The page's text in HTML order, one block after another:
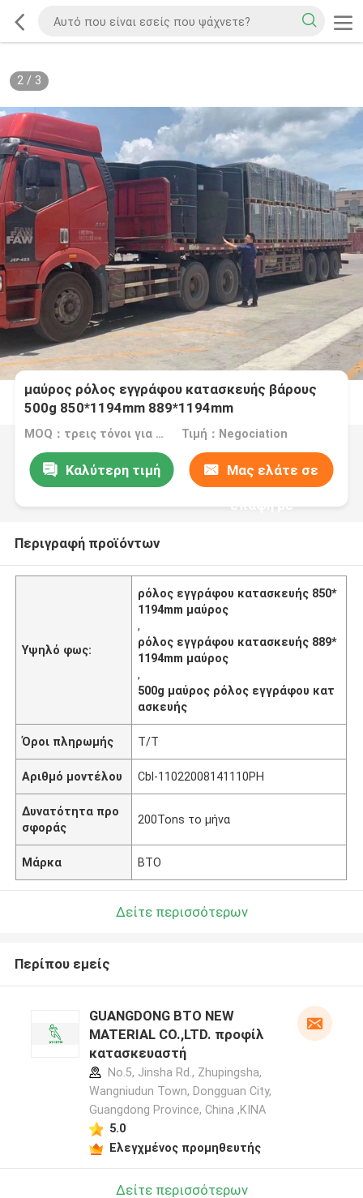
2/ 3
μαύρος ρόλος εγγράφου κατασκευής βάρους
500g 850*1194mm 889*1194mm
MOQ：τρεις τόνοι για το τυποποιημένο μέγεθος, πέντε τόνοι για τη συνήθεια s Τιμή：Negociation
Καλύτερη τιμή Μας ελάτε σε
επαφή με
Περιγραφή προϊόντων
Υψηλό φως:
ρόλος εγγράφου κατασκευής 850*
1194mm μαύρος
,
ρόλος εγγράφου κατασκευής 889*
1194mm μαύρος
,
500g μαύρος ρόλος εγγράφου κατ
ασκευής
Όροι πληρωμής T/T
Αριθμό μοντέλου Cbl-11022008141110PH
Δυνατότητα προ
σφοράς
200Tons το μήνα
Μάρκα BTO
Δείτε περισσότερων
Περίπου εμείς
GUANGDONG BTO NEW
MATERIAL CO.,LTD. προφίλ
κατασκευαστή
No.5, Jinsha Rd., Zhupingsha,
Wangniudun Town, Dongguan City,
Guangdong Province, China ,ΚΙΝΑ
5.0
Ελεγχμένος προμηθευτής
Δείτε περισσότερων